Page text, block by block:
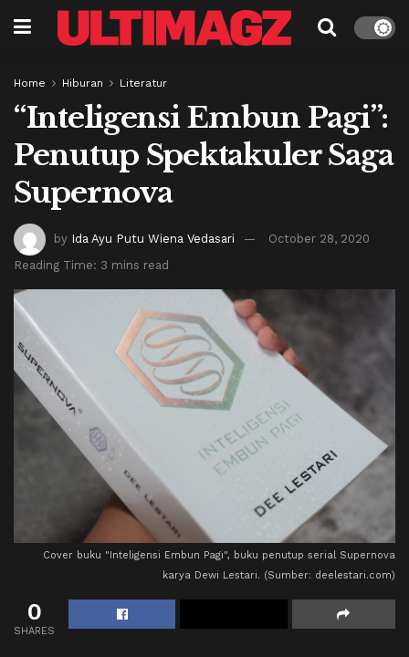
Home Hiburan Literatur
“Inteligensi Embun Pagi”:
Penutup Spektakuler Saga
Supernova
by Ida Ayu Putu Wiena Vedasari
October 28, 2020
Reading Time: 3 mins read
Cover buku "Inteligensi Embun Pagi", buku penutup serial Supernova
karya Dewi Lestari. (Sumber: deelestari.com)
0
SHARES